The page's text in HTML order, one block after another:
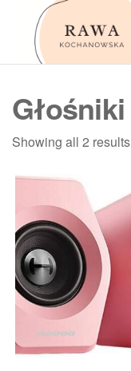
Przejdź
Głośniki
Showing all 2 results